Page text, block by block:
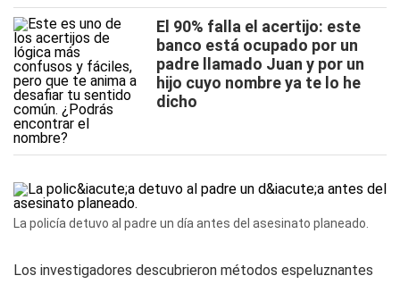
El 90% falla el acertijo: este
banco está ocupado por un
padre llamado Juan y por un
hijo cuyo nombre ya te lo he
dicho
La policía detuvo al padre un día antes del asesinato planeado.
Los investigadores descubrieron métodos espeluznantes